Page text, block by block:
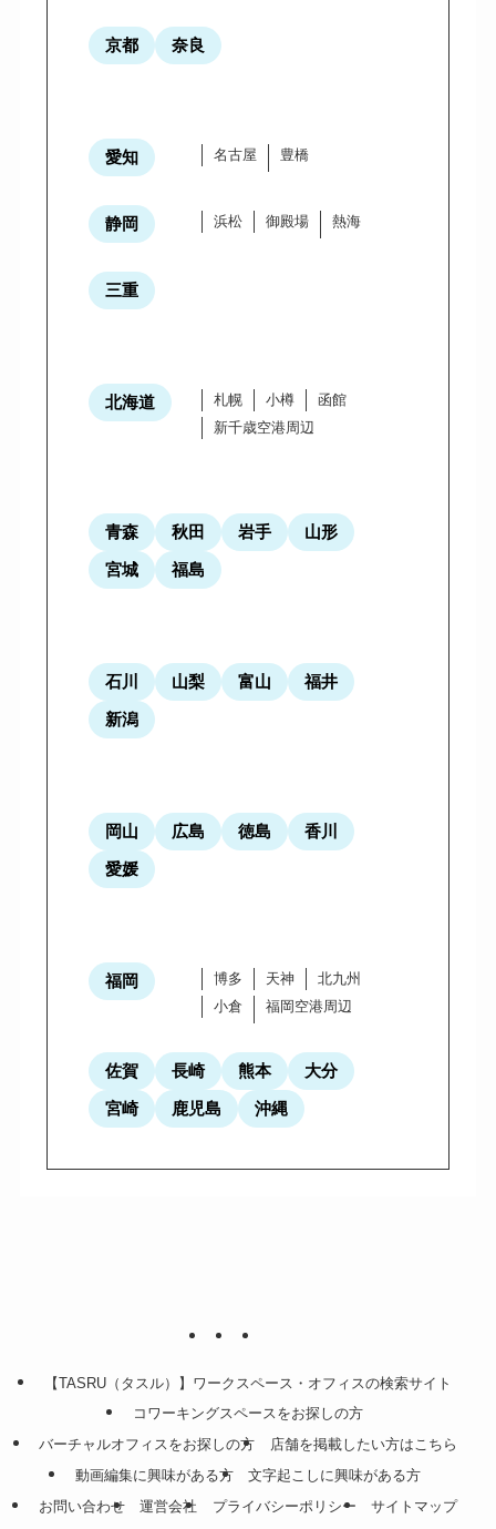
京都 奈良
愛知 名古屋 豊橋
静岡 浜松 御殿場 熱海
三重
北海道 札幌 小樽
函館
新千歳空港周辺
青森 秋田 岩手
山形
宮城
福島
石川 山梨 富山
福井
新潟
岡山 広島 徳島
香川
愛媛
福岡 博多 天神
北九州
小倉
福岡空港周辺
佐賀 長崎 熊本
大分
宮崎
鹿児島 沖縄
【TASRU（タスル）】ワークスペース・オフィスの検索サイト
コワーキングスペースをお探しの方
バーチャルオフィスをお探しの方
店舗を掲載したい方はこちら
動画編集に興味がある方
文字起こしに興味がある方
お問い合わせ
運営会社 プライバシーポリシー サイトマップ